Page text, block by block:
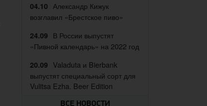
04.10 Александр Кижук
возглавил «Брестское пиво»
24.09 В России выпустят
«Пивной календарь» на 2022 год
20.09 Valaduta и Bierbank
выпустят специальный сорт для
Vulitsa Ezha. Beer Edition
ВСЕ НОВОСТИ